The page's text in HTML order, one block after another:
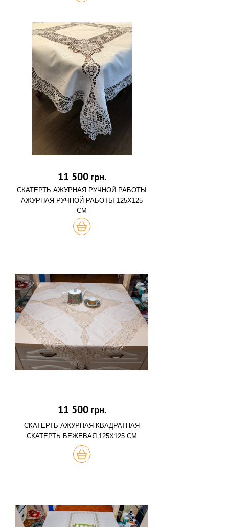
11 500грн.
СКАТЕРТЬ АЖУРНАЯ РУЧНОЙ РАБОТЫ
АЖУРНАЯ РУЧНОЙ РАБОТЫ 125Х125
СМ
КУПИТЬ
11 500грн.
СКАТЕРТЬ АЖУРНАЯ КВАДРАТНАЯ
СКАТЕРТЬ БЕЖЕВАЯ 125Х125 СМ
КУПИТЬ